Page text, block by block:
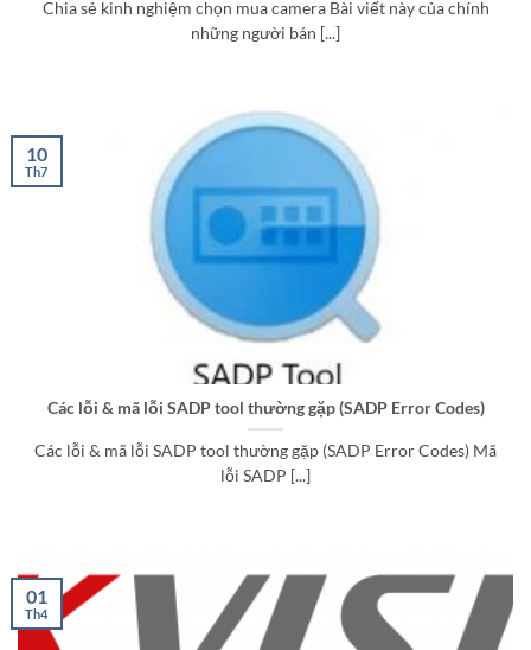
Chia sẻ kinh nghiệm chọn mua camera Bài viết này của chính
những người bán [...]
Các lỗi & mã lỗi SADP tool thường gặp (SADP Error Codes)
Các lỗi & mã lỗi SADP tool thường gặp (SADP Error Codes) Mã
lỗi SADP [...]
10
Th7
01
Th4